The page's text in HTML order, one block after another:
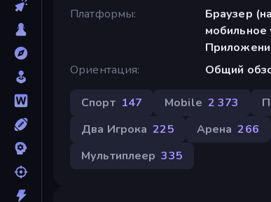
Платформы
Браузер
мобильное
Ориентация
Общий
Спорт 147 Mobile 2 373
Два Игрока 225 Арена 266
Мультиплеер 335